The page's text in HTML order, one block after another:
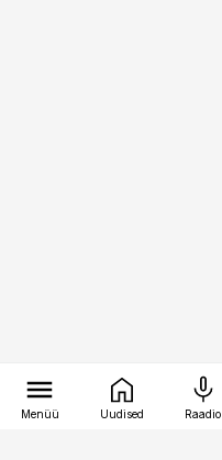
Menüü Uudised Raadio